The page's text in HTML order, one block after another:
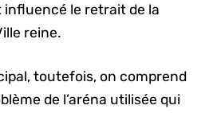
le retrait de la
reine.
toutefois, on comprend
de l’aréna utilisée qui